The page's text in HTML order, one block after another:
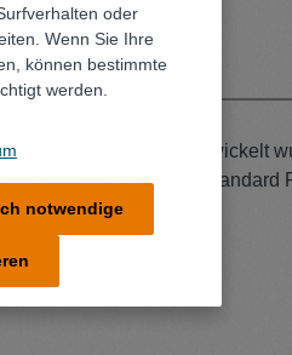
Daten
entwickelt
eignet sich für alle Standard
oder
Wenn Sie Ihre
können bestimmte
werden.
notwendige